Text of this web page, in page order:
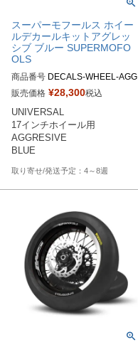
スーパーモフールス ホイー
ルデカールキットアグレッ
シブ ブルー SUPERMOFO
OLS
商品番号 DECALS-WHEEL-AGG
-BB1
RES-BB1
販売価格 ¥28,300税込
UNIVERSAL
17インチホイール用
AGGRESIVE
4～8週